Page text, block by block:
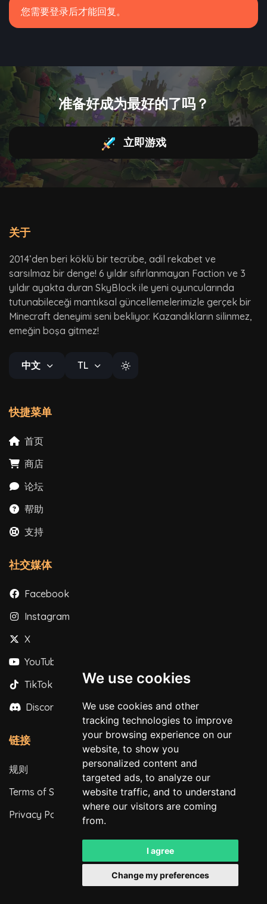
We use cookies
We use cookies and other
tracking technologies to improve
your browsing experience on our
website, to show you
personalized content and
targeted ads, to analyze our
website traffic, and to understand
where our visitors are coming
from.
I agree
Change my preferences
您需要登录后才能回复。
准备好成为最好的了吗？
立即游戏
关于
2014’den beri köklü bir tecrübe, adil rekabet ve
sarsılmaz bir denge! 6 yıldır sıfırlanmayan Faction ve 3
yıldır ayakta duran SkyBlock ile yeni oyuncularında
tutunabileceği mantıksal güncellemelerimizle gerçek bir
Minecraft deneyimi seni bekliyor. Kazandıkların silinmez,
emeğin boşa gitmez!
中文 TL
快捷菜单
首页
商店
论坛
帮助
支持
社交媒体
Facebook
Instagram
X
YouTube
TikTok
Discord
链接
规则
Terms of Service
Privacy Policy
保留所有权利。© 2026